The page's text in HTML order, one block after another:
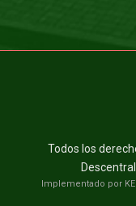
Todos los
Implementado por